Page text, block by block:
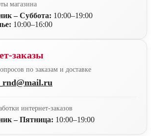
магазина
– Суббота: 10:00–19:00
10:00–16:00
заказы
по заказам и доставке
интернет-заказов
– Пятница: 10:00–19:00